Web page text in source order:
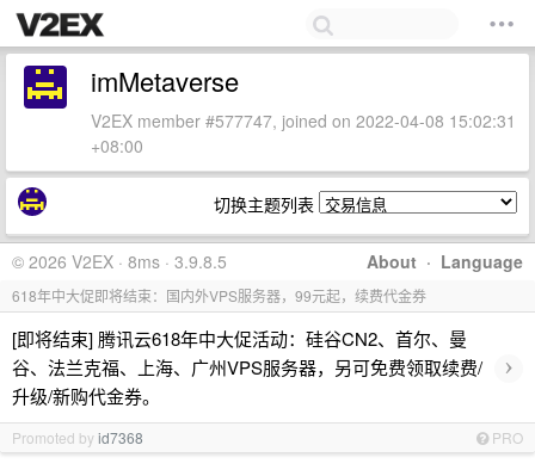
imMetaverse
V2EX member #577747, joined on 2022-04-08 15:02:31
+08:00
切换主题列表
About · Language
© 2026 V2EX · 8ms · 3.9.8.5
618年中大促即将结束：国内外VPS服务器，99元起，续费代金券
[即将结束] 腾讯云618年中大促活动：硅谷CN2、首尔、曼
谷、法兰克福、上海、广州VPS服务器，另可免费领取续费/
升级/新购代金券。
›
Promoted byid7368 PRO